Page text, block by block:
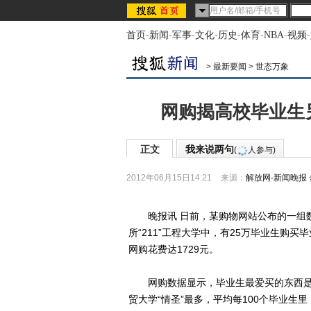
首页-新闻-军事-文化-历史-体育-NBA-视频-
> 最新要闻 > 世态万象
网购揭高校毕业
正文 我来说两句( 人参与)
2012年06月15日14:21 来源： 解放网-新闻晚报
晚报讯 日前，某购物网站公布的一组
所“211”工程大学中，有25万毕业生购买
网购花费达1729元。
网购数据显示，毕业生最爱买的东西是
贸大学“情圣”最多，平均每100个毕业生